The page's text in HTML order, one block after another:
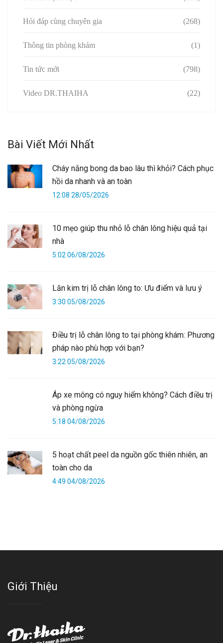
Hỏi đáp cùng chuyên gia (268)
Thông tin phòng khám (1)
Tin tức mới (798)
Video DR.THAIHA (22)
Bài Viết Mới Nhất
Cháy nắng bong da bao lâu thì khỏi? Cách phục
hồi da nhanh và an toàn
12:08 28/05/2026
10 mẹo giúp thu nhỏ lỗ chân lông hiệu quả tại
nhà
5:02 06/08/2026
Lăn kim trị lỗ chân lông to: Ưu điểm và lưu ý
3:30 05/08/2026
Điều trị lỗ chân lông to tại phòng khám: Phương
pháp nào phù hợp với bạn?
3:22 05/08/2026
Áp xe mông có nguy hiểm không? Cách điều trị
và phòng ngừa
5:18 04/08/2026
5 hoạt chất peel da nguồn gốc thiên nhiên, an
toàn cho da
4:49 04/08/2026
Giới Thiệu